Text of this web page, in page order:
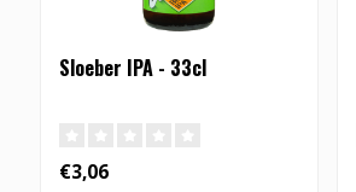
Sloeber IPA - 33cl
€3,06